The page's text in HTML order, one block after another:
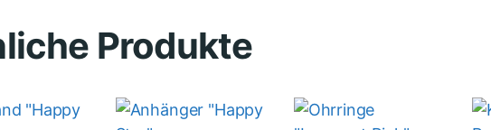
Produkte